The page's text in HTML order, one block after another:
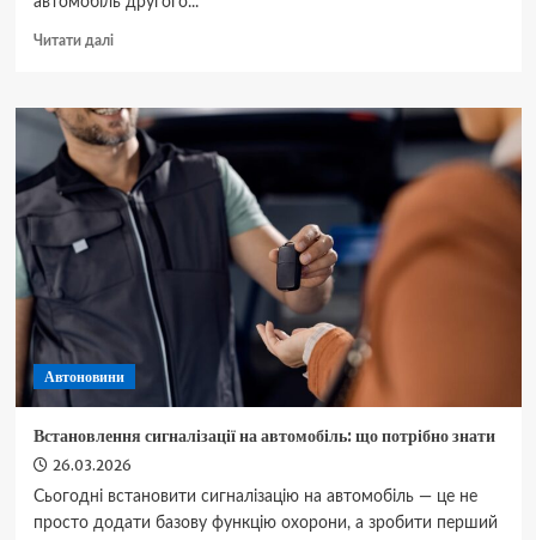
Читати даліДокладніше
Rover
Evoque
II
характеристики,
ціни
комплектації
Автоновини
Встановлення сигналізації на автомобіль: що потрібно знати
26.03.2026
Сьогодні встановити сигналізацію на автомобіль — це не
просто додати базову функцію охорони, а зробити перший